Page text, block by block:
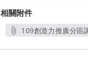
相關附件
109創造力推廣分區